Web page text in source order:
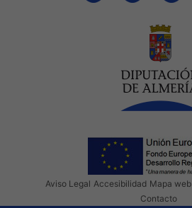
Aviso Legal Accesibilidad Mapa web
Contacto